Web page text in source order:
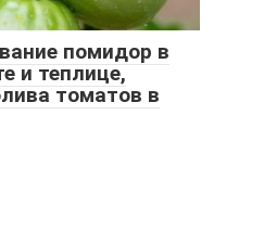
помидор в
и теплице,
томатов в